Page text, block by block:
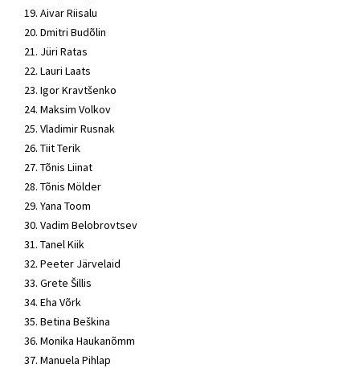
19. Aivar Riisalu
20. Dmitri Budõlin
21. Jüri Ratas
22. Lauri Laats
23. Igor Kravtšenko
24. Maksim Volkov
25. Vladimir Rusnak
26. Tiit Terik
27. Tõnis Liinat
28. Tõnis Mölder
29. Yana Toom
30. Vadim Belobrovtsev
31. Tanel Kiik
32. Peeter Järvelaid
33. Grete Šillis
34. Eha Võrk
35. Betina Beškina
36. Monika Haukanõmm
37. Manuela Pihlap